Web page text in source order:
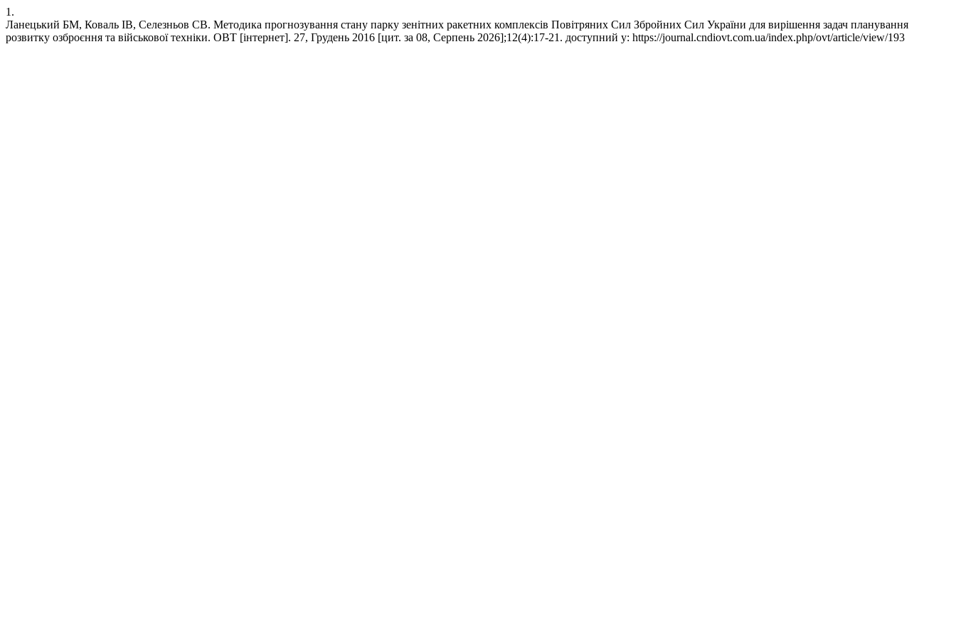
1.
Ланецький БМ, Коваль ІВ, Селезньов СВ. Методика прогнозування стану парку зенітних ракетних комплексів Повітряних Сил Збройних Сил України для вирішення задач планування
розвитку озброєння та військової техніки. ОВТ [інтернет]. 27, Грудень 2016 [цит. за 08, Серпень 2026];12(4):17-21. доступний у: https://journal.cndiovt.com.ua/index.php/ovt/article/view/193